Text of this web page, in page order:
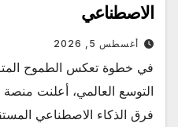
الاصطناعي
أغسطس 5, 2026
في خطوة تعكس الطموح
التوسع العالمي، أعلنت
فرق الذكاء الاصطناعي